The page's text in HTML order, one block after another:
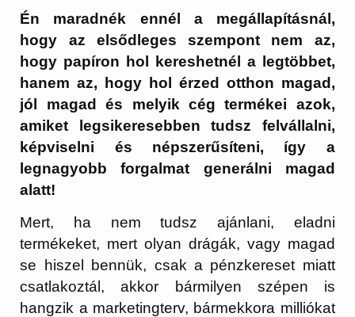
Én maradnék ennél a megállapításnál,
hogy az elsődleges szempont nem az,
hogy papíron hol kereshetnél a legtöbbet,
hanem az, hogy hol érzed otthon magad,
jól magad és melyik cég termékei azok,
amiket legsikeresebben tudsz felvállalni,
képviselni és népszerűsíteni, így a
legnagyobb forgalmat generálni magad
alatt!
Mert, ha nem tudsz ajánlani, eladni
termékeket, mert olyan drágák, vagy magad
se hiszel bennük, csak a pénzkereset miatt
csatlakoztál, akkor bármilyen szépen is
hangzik a marketingterv, bármekkora milliókat